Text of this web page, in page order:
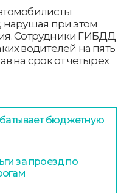
нарушая при этом
Сотрудники ГИБДД
водителей на пять
на срок от четырех
бюджетную
за проезд по